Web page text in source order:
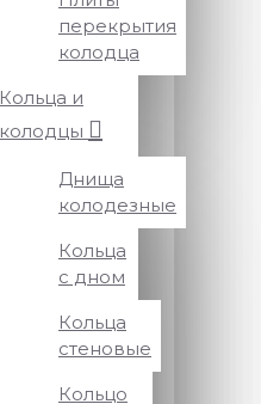
перекрытия
колодца
Кольца и
колодцы
Днища
колодезные
Кольца
с дном
Кольца
стеновые
Кольцо